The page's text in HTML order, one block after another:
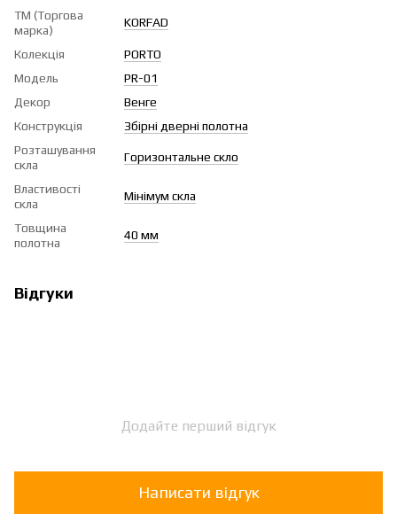
ТМ (Торгова
марка)
KORFAD
Колекція
PORTO
Модель
PR-01
Декор
Венге
Конструкція
Збірні дверні полотна
Розташування
скла
Горизонтальне скло
Властивості
скла
Мінімум скла
Товщина
полотна
40 мм
Відгуки
Додайте перший відгук
Написати відгук